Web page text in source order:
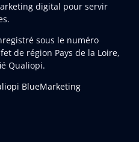
digital pour servir
sous le numéro
de région Pays de la Loire,
Qualiopi.
BlueMarketing